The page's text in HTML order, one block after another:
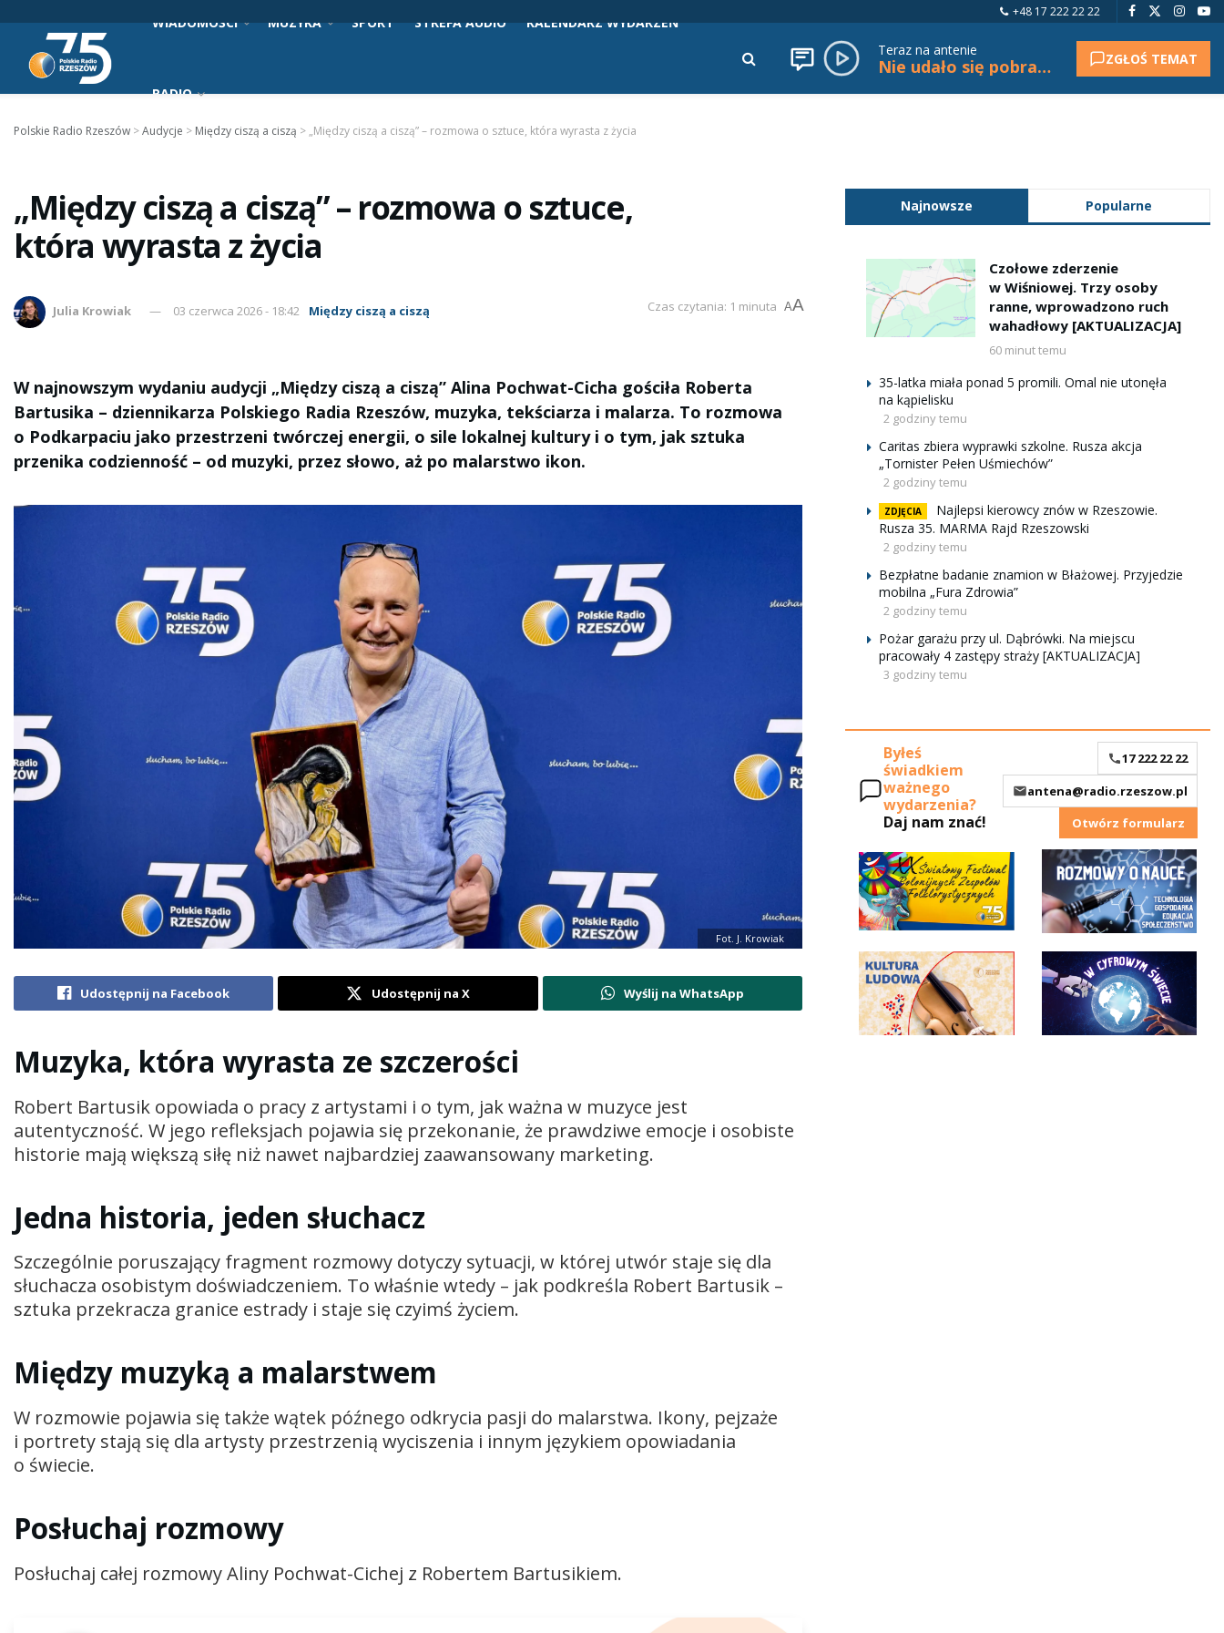
+48 17 222 22 22
WIADOMOŚCI MUZYKA SPORT STREFA AUDIO KALENDARZ WYDARZEŃ
RADIO
Teraz na antenie
Nie udało się pobrać tytułu. ZGŁOŚ TEMAT
Polskie Radio Rzeszów >Audycje > Między ciszą a ciszą > „Między ciszą a ciszą” – rozmowa o sztuce, która wyrasta z życia
„Między ciszą a ciszą” – rozmowa o sztuce,
która wyrasta z życia
Julia Krowiak 03 czerwca 2026 - 18:42 Między ciszą a ciszą Czas czytania: 1 minuta AA
W najnowszym wydaniu audycji „Między ciszą a ciszą” Alina Pochwat-Cicha gościła Roberta
Bartusika – dziennikarza Polskiego Radia Rzeszów, muzyka, tekściarza i malarza. To rozmowa
o Podkarpaciu jako przestrzeni twórczej energii, o sile lokalnej kultury i o tym, jak sztuka
przenika codzienność – od muzyki, przez słowo, aż po malarstwo ikon.
Fot. J. Krowiak
Udostępnij na Facebook Udostępnij na X Wyślij na WhatsApp
Muzyka, która wyrasta ze szczerości
Robert Bartusik opowiada o pracy z artystami i o tym, jak ważna w muzyce jest
autentyczność. W jego refleksjach pojawia się przekonanie, że prawdziwe emocje i osobiste
historie mają większą siłę niż nawet najbardziej zaawansowany marketing.
Jedna historia, jeden słuchacz
Szczególnie poruszający fragment rozmowy dotyczy sytuacji, w której utwór staje się dla
słuchacza osobistym doświadczeniem. To właśnie wtedy – jak podkreśla Robert Bartusik –
sztuka przekracza granice estrady i staje się czyimś życiem.
Między muzyką a malarstwem
W rozmowie pojawia się także wątek późnego odkrycia pasji do malarstwa. Ikony, pejzaże
i portrety stają się dla artysty przestrzenią wyciszenia i innym językiem opowiadania
o świecie.
Posłuchaj rozmowy
Posłuchaj całej rozmowy Aliny Pochwat-Cichej z Robertem Bartusikiem.
Najnowsze Popularne
Czołowe zderzenie
w Wiśniowej. Trzy osoby
ranne, wprowadzono ruch
wahadłowy [AKTUALIZACJA]
60 minut temu
35-latka miała ponad 5 promili. Omal nie utonęła
na kąpielisku
2 godziny temu
Caritas zbiera wyprawki szkolne. Rusza akcja
„Tornister Pełen Uśmiechów”
2 godziny temu
ZDJĘCIA
Najlepsi kierowcy znów w Rzeszowie.
Rusza 35. MARMA Rajd Rzeszowski
2 godziny temu
Bezpłatne badanie znamion w Błażowej. Przyjedzie
mobilna „Fura Zdrowia”
2 godziny temu
Pożar garażu przy ul. Dąbrówki. Na miejscu
pracowały 4 zastępy straży [AKTUALIZACJA]
3 godziny temu
Byłeś
świadkiem
ważnego
wydarzenia?
Daj nam znać!
17 222 22 22
antena@radio.rzeszow.pl
Otwórz formularz